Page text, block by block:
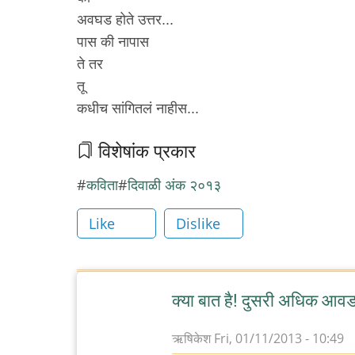
अवघड होते उत्तर...
पास की नापास
ते तर
तू
कधीच सांगितलं नाहीस...
विशेषांक प्रकार
कविता दिवाळी अंक २०१३
Like Dislike
क्या बात है! दुसरी अधिक
ऋषिकेशFri, 01/11/2013 - 10:49